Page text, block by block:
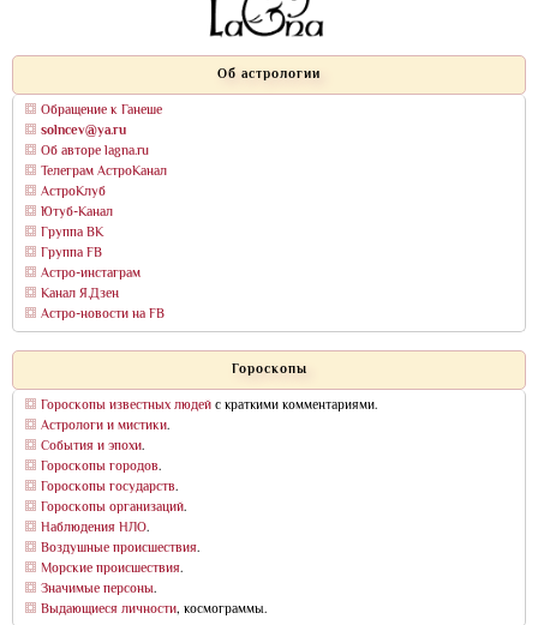
Об астрологии
Обращение к Ганеше
solncev@ya.ru
Об авторе lagna.ru
Телеграм АстроКанал
АстроКлуб
Ютуб-Канал
Группа ВК
Группа FB
Астро-инстаграм
Канал Я.Дзен
Астро-новости на FB
Гороскопы
Гороскопы известных людейс краткими комментариями.
Астрологи и мистики.
События и эпохи.
Гороскопы городов.
Гороскопы государств.
Гороскопы организаций.
Наблюдения НЛО.
Воздушные происшествия.
Морские происшествия.
Значимые персоны.
Выдающиеся личности, космограммы.